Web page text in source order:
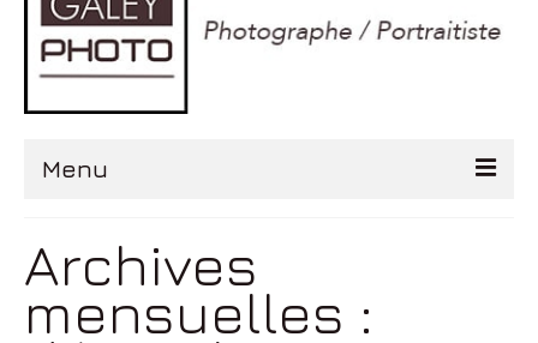
Menu
Portrait
Enfant
Archives
mensuelles :